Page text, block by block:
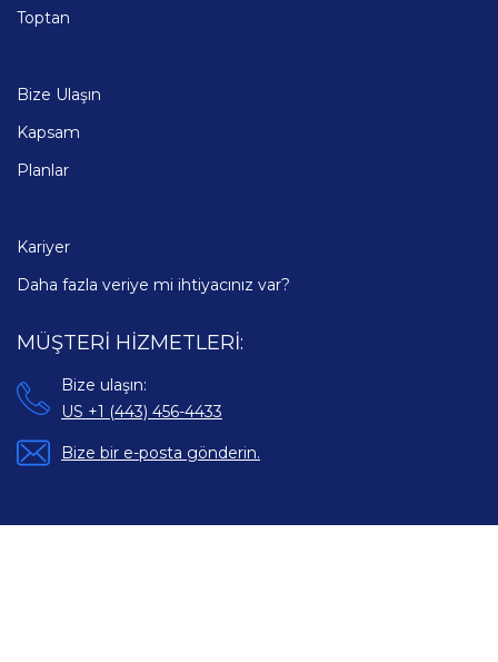
Toptan
Bize Ulaşın
Kapsam
Planlar
Kariyer
Daha fazla veriye mi ihtiyacınız var?
MÜŞTERİ HİZMETLERİ:
Bize ulaşın:
US +1 (443) 456-4433
Bize bir e-posta gönderin.